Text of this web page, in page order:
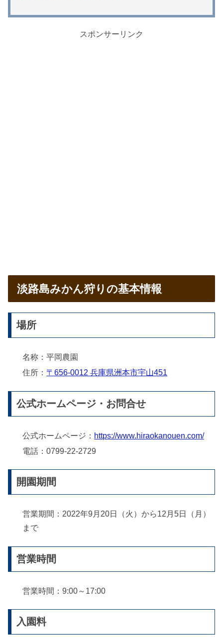
スポンサーリンク
淡路島みかん狩りの基本情報
場所
名称：平岡農園
住所： 〒656-0012 兵庫県洲本市宇山451
公式ホームページ・お問合せ
公式ホームページ： https://www.hiraokanouen.com/
電話：0799-22-2729
開園期間
営業期間：2022年9月20日（火）から12月5日（月）
まで
営業時間
営業時間：9:00～17:00
入園料